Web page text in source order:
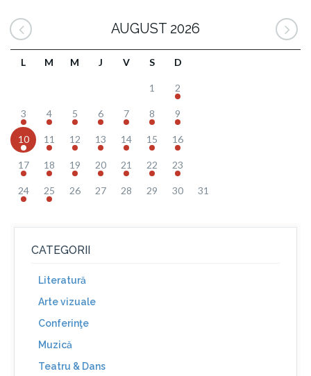
AUGUST 2026
L M M J V S D
1 2
3 4 5 6 7 8 9
10 11 12 13 14 15 16
17 18 19 20 21 22 23
24 25 26 27 28 29 30 31
CATEGORII
Literatură
Arte vizuale
Conferinţe
Muzică
Teatru & Dans